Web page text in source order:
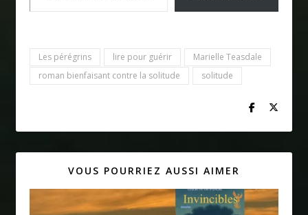
Les pérégrins lire pour guérir
Marielle Teasdale
roman bienfaisant contre la solitude
solitude
VOUS POURRIEZ AUSSI AIMER